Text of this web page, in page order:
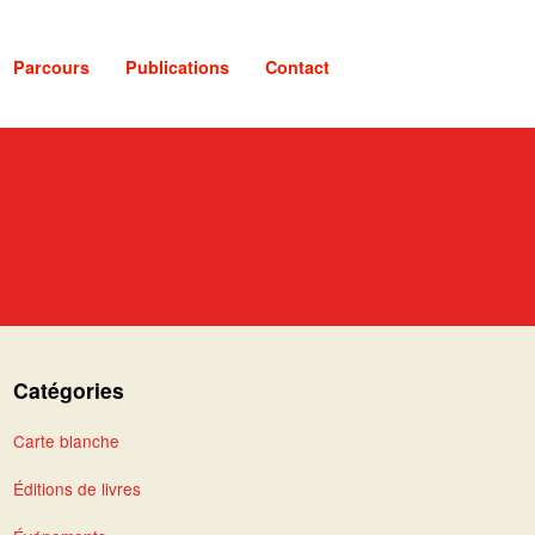
Parcours Publications Contact
Catégories
Carte blanche
Éditions de livres